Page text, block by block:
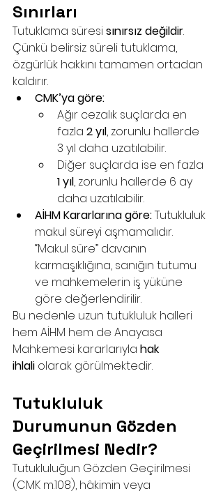
Sınırları
Tutuklama süresi sınırsız değildir.
Çünkü belirsiz süreli tutuklama,
özgürlük hakkını tamamen ortadan
kaldırır.
CMK’ya göre:
Ağır cezalık suçlarda en
fazla 2 yıl, zorunlu hallerde
3 yıl daha uzatılabilir.
Diğer suçlarda ise en fazla
1 yıl, zorunlu hallerde 6 ay
daha uzatılabilir.
AİHM Kararlarına göre: Tutukluluk
makul süreyi aşmamalıdır.
“Makul süre” davanın
karmaşıklığına, sanığın tutumu
ve mahkemelerin iş yüküne
göre değerlendirilir.
Bu nedenle uzun tutukluluk halleri
hem AİHM hem de Anayasa
Mahkemesi kararlarıyla hak
ihlali olarak görülmektedir.
Tutukluluk
Durumunun Gözden
Geçirilmesi Nedir?
Tutukluluğun Gözden Geçirilmesi
(CMK m.108), hâkimin veya